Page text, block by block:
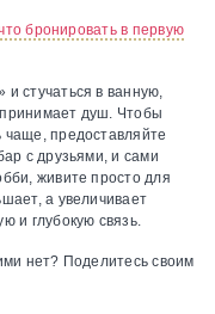
бронировать в первую
и стучаться в ванную,
душ. Чтобы
предоставляйте
с друзьями, и сами
живите просто для
а увеличивает
и глубокую связь.
нет? Поделитесь своим